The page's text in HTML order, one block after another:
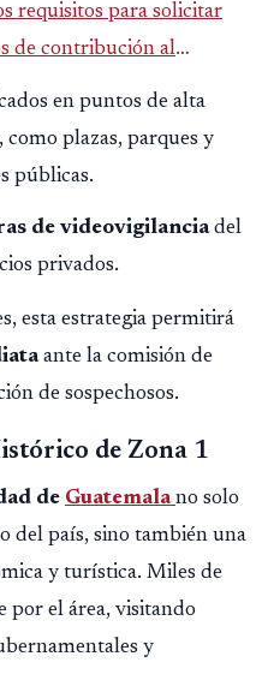
requisitos para solicitar
de contribución al
años de servicio sin
en puntos de alta
plazas, parques y
públicas.
de videovigilanciadel
privados.
esta estrategia permitirá
ante la comisión de
de sospechosos.
de Zona 1
de Guatemala no solo
del país, sino también una
y turística. Miles de
por el área, visitando
y